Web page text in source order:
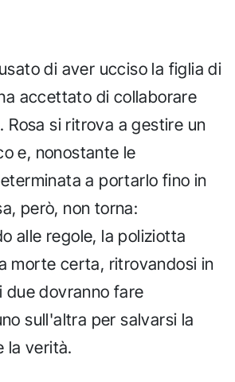
di aver ucciso la figlia di
accettato di collaborare
Rosa si ritrova a gestire un
e, nonostante le
a portarlo fino in
però, non torna:
alle regole, la poliziotta
morte certa, ritrovandosi in
due dovranno fare
sull'altra per salvarsi la
la verità.